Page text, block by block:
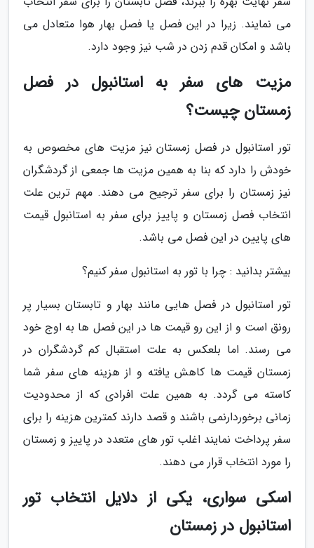
می نمایند. زیرا در این فصل یا فصل بهار هوا متعادل می
باشد و امکان قدم زدن در شب نیز وجود دارد.
مزیت های سفر به استانبول در فصل
زمستان چیست؟
تور استانبول در فصل زمستان نیز مزیت های مخصوص به
خودش را دارد که بنا به همین مزیت ها جمعی از گردشگران
نیز زمستان را برای سفر ترجیح می دهند. مهم ترین علت
انتخاب فصل زمستان و پاییز برای سفر به استانبول قیمت
های پایین در این فصل می باشد.
بیشتر بدانید : چرا با تور به استانبول سفر کنیم؟
تور استانبول در فصل هایی مانند بهار و تابستان بسیار پر
رونق است و از این رو قیمت ها در این فصل ها به اوج خود
می رسند. اما بلعکس به علت استقبال کم گردشگران در
زمستان قیمت ها کاهش یافته و از هزینه های سفر شما
کاسته می گردد. به همین علت افرادی که از محدودیت
زمانی برخوردارنمی باشند و قصد دارند کمترین هزینه را برای
سفر پرداخت نمایند اغلب تور های متعدد در پاییز و زمستان
را مورد انتخاب قرار می دهند.
اسکی سواری، یکی از دلایل انتخاب تور
استانبول در زمستان